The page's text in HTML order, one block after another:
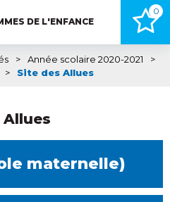
DE L'ENFANCE
0
> Année scolaire 2020-2021
>
> Site des Allues
Allues
maternelle)